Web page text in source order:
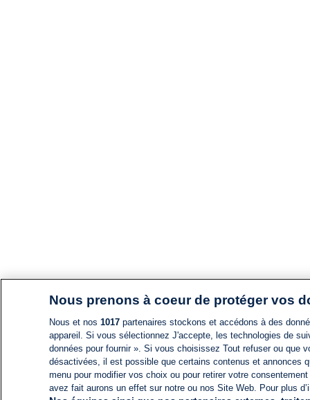
Nous prenons à coeur de protéger vos
Nous et nos 1017partenaires stockons et accédons à des
appareil. Si vous sélectionnez J'accepte, les technologies de
données pour fournir ». Si vous choisissez Tout refuser ou
désactivées, il est possible que certains contenus et annonces
menu pour modifier vos choix ou pour retirer votre
avez fait aurons un effet sur notre ou nos Site Web. Pour plus